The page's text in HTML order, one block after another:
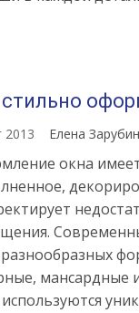
стильно
2013 Елена
окна
мансардные